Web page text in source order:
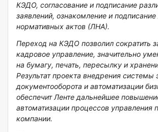
КЭДО, согласование и подписание
заявлений, ознакомление и
нормативных актов (ЛНА).
Переход на КЭДО позволил сократить
кадровое управление, значительно
на бумагу, печать, пересылку и
Результат проекта внедрения системы
документооборота и автоматизации
обеспечит Ленте дальнейшее
автоматизации процессов управления
компании.